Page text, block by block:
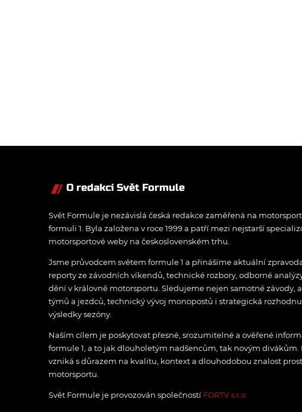
O redakci Svět Formule
Svět Formule je nezávislá česká redakce zaměřená na
formuli 1. Byla založena v roce 1999 a patří mezi nejstarší
motorsportové weby na československém trhu.
Jsme průvodcem světem formule 1 a přinášíme aktuální
reporty ze závodních víkendů, technické rozbory, odborné
dění v královně motorsportu. Sledujeme nejen samotné závody,
týmů a jezdců, technický vývoj monopostů i strategická
výsledky sezóny.
Naším cílem je poskytovat přesné, srozumitelné a ověřené
formule 1, a to jak dlouholetým nadšencům, tak novým divákům.
vzniká s důrazem na kvalitu, kontext a dlouhodobou znalost
motorsportu.
Svět Formule je provozován společností FORTV s.r.o.